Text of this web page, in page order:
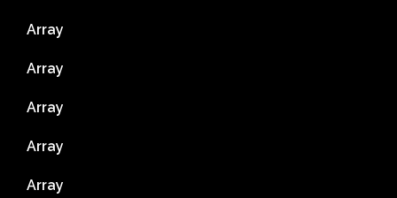
Array
Array
Array
Array
Array